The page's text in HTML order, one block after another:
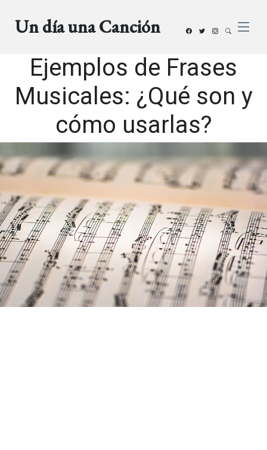
Un día una Canción
Ejemplos de Frases
Musicales: ¿Qué son y
cómo usarlas?